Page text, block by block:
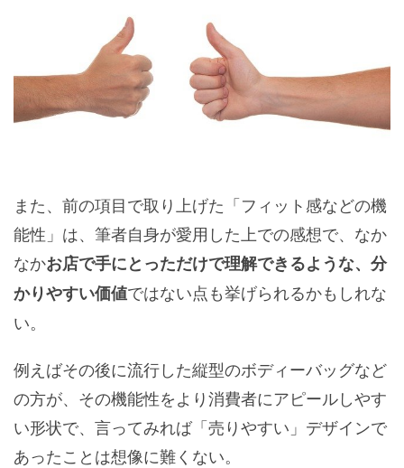
また、前の項目で取り上げた「フィット感などの機
能性」は、筆者自身が愛用した上での感想で、なか
なかお店で手にとっただけで理解できるような、分
かりやすい価値ではない点も挙げられるかもしれな
い。
例えばその後に流行した縦型のボディーバッグなど
の方が、その機能性をより消費者にアピールしやす
い形状で、言ってみれば「売りやすい」デザインで
あったことは想像に難くない。